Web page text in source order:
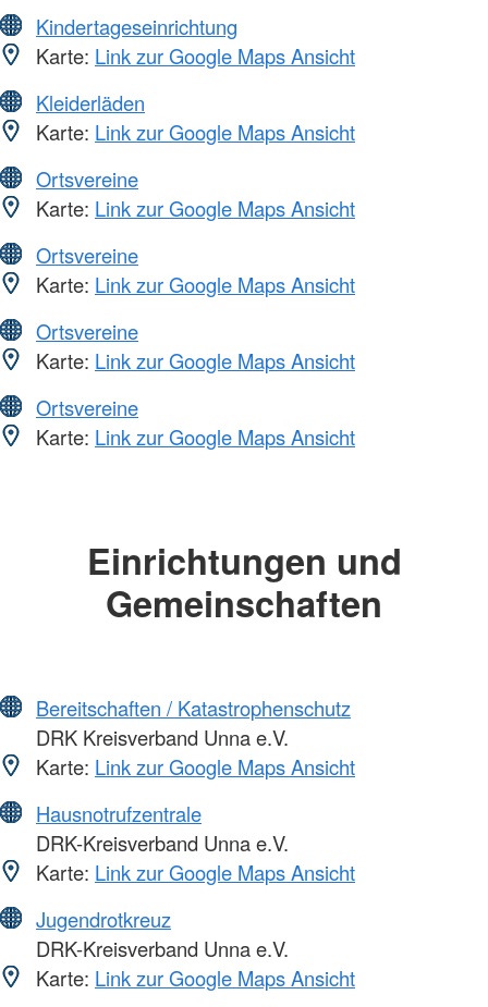
Kindertageseinrichtung
Karte: Link zur Google Maps Ansicht
Kleiderläden
Karte: Link zur Google Maps Ansicht
Ortsvereine
Karte: Link zur Google Maps Ansicht
Ortsvereine
Karte: Link zur Google Maps Ansicht
Ortsvereine
Karte: Link zur Google Maps Ansicht
Ortsvereine
Karte: Link zur Google Maps Ansicht
Einrichtungen und
Gemeinschaften
Bereitschaften / Katastrophenschutz
DRK Kreisverband Unna e.V.
Karte: Link zur Google Maps Ansicht
Hausnotrufzentrale
DRK-Kreisverband Unna e.V.
Karte: Link zur Google Maps Ansicht
Jugendrotkreuz
DRK-Kreisverband Unna e.V.
Karte: Link zur Google Maps Ansicht